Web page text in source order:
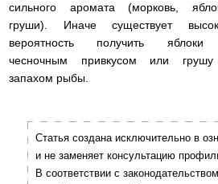
сильного аромата (морковь,
груши). Иначе существует
вероятность получить
чесночным привкусом или
запахом рыбы.
Статья создана исключительно в
и не заменяет консультацию
В соответствии с